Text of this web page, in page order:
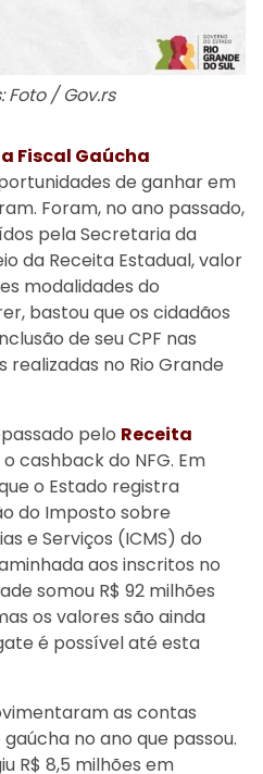
Foto / Gov.rs
Fiscal Gaúcha
de ganhar em
Foram, no ano passado,
pela Secretaria da
da Receita Estadual, valor
modalidades do
bastou que os cidadãos
de seu CPF nas
no Rio Grande
pelo Receita
cashback do NFG. Em
o Estado registra
do Imposto sobre
e Serviços (ICMS) do
aos inscritos no
somou R$ 92 milhões
os valores são ainda
é possível até esta
as contas
no ano que passou.
R$ 8,5 milhões em